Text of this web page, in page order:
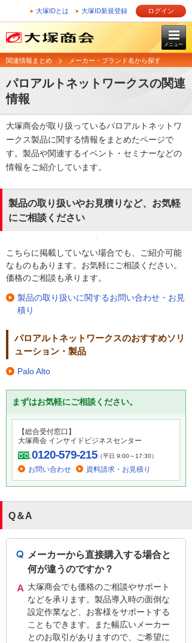
大塚IDとは 大塚ID新規登録 ログイン
メニュー
関連情報まとめ メーカー・ブランド名から探す
パロアルトネットワークスの関連
情報
大塚商会が取り扱っているパロアルトネットワ
ークス製品に関する情報をまとめたページで
す。製品や関連するイベント・セミナーなどの
情報をご紹介しています。
製品の取り扱いやお見積りなど、お気軽
にご相談ください
こちらに掲載していない場合でも、ご紹介可能
なものもあります。お気軽にご相談ください。
価格のご相談も承ります。
製品の取り扱いに関するお問い合わせ・お見
積り
パロアルトネットワークスのおすすめソリ
ューション・製品
Palo Alto
まずはお気軽にご相談ください。
【総合受付窓口】
大塚商会 インサイドビジネスセンター
0120-579-215（平日 9:00～17:30）
お問い合わせ 資料請求・お見積り
Q＆A
メーカーから直接購入する場合と
何が違うのですか？
大塚商会でも価格のご相談やサポート
などを承ります。製品導入時の面倒な
設定作業など、お客様をサポートする
こともできます。また幅広いメーカー
とのお取引がありますので、ご希望に